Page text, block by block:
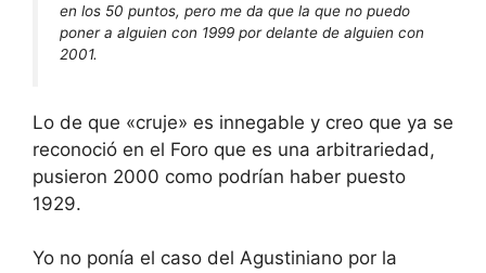
en los 50 puntos, pero me da que la que no puedo
poner a alguien con 1999 por delante de alguien con
2001.
Lo de que «cruje» es innegable y creo que ya se
reconoció en el Foro que es una arbitrariedad,
pusieron 2000 como podrían haber puesto
1929.
Yo no ponía el caso del Agustiniano por la